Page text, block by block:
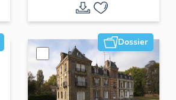
Dossier